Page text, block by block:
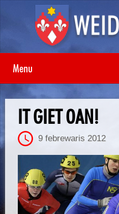
Menu
IT GIET OAN!
9 febrewaris 2012